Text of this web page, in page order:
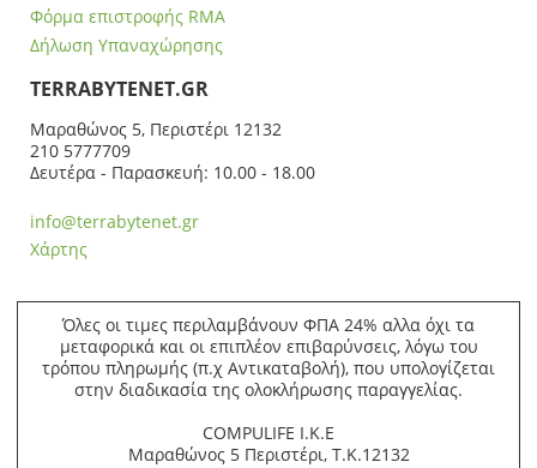
Φόρμα επιστροφής RMA
Δήλωση Υπαναχώρησης
ΤERRABYTENET.GR
Μαραθώνος 5, Περιστέρι 12132
210 5777709
Δευτέρα - Παρασκευή: 10.00 - 18.00
info@terrabytenet.gr
Χάρτης
Όλες οι τιμες περιλαμβάνουν ΦΠΑ 24% αλλα όχι τα
μεταφορικά και οι επιπλέον επιβαρύνσεις, λόγω του
τρόπου πληρωμής (π.χ Αντικαταβολή), που υπολογίζεται
στην διαδικασία της ολοκλήρωσης παραγγελίας.
COMPULIFE Ι.Κ.Ε
Μαραθώνος 5 Περιστέρι, Τ.Κ.12132